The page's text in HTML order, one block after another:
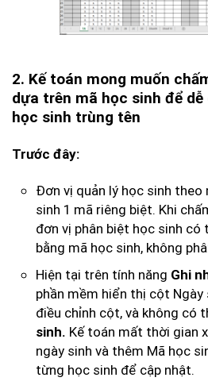
2. Kế toán mong muốn
dựa trên mã học sinh để
học sinh trùng tên
Trước đây:
Đơn vị quản lý học sinh theo
sinh 1 mã riêng biệt. Khi
đơn vị phân biệt học sinh
bằng mã học sinh, không
Hiện tại trên tính năng Ghi
phần mềm hiển thị cột Ngày
điều chỉnh cột, và không có
sinh. Kế toán mất thời gian
ngày sinh và thêm Mã học
từng học sinh để cập nhật.